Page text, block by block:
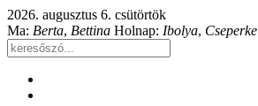
2026. augusztus 6. csütörtök
Ma: Berta, Bettina Holnap: Ibolya, Cseperke